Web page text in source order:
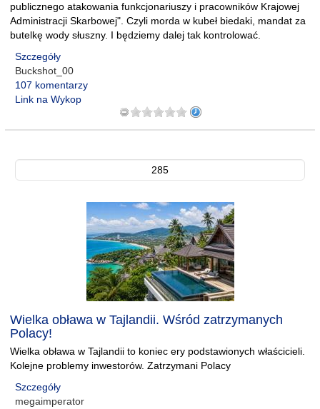
publicznego atakowania funkcjonariuszy i pracowników Krajowej
Administracji Skarbowej". Czyli morda w kubeł biedaki, mandat za
butelkę wody słuszny. I będziemy dalej tak kontrolować.
Szczegóły
Buckshot_00
107 komentarzy
Link na Wykop
285
Wielka obława w Tajlandii. Wśród zatrzymanych
Polacy!
Wielka obława w Tajlandii to koniec ery podstawionych właścicieli.
Kolejne problemy inwestorów. Zatrzymani Polacy
Szczegóły
megaimperator